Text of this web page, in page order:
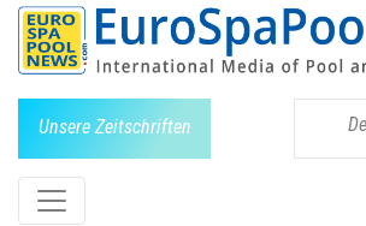
Unsere Zeitschriften